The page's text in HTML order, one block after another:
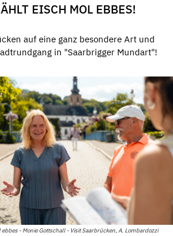
EISCH MOL EBBES!
auf eine ganz besondere Art und
in "Saarbrigger Mundart"!
ebbes - Monie Gottschall - Visit Saarbrücken, A. Lombardozzi